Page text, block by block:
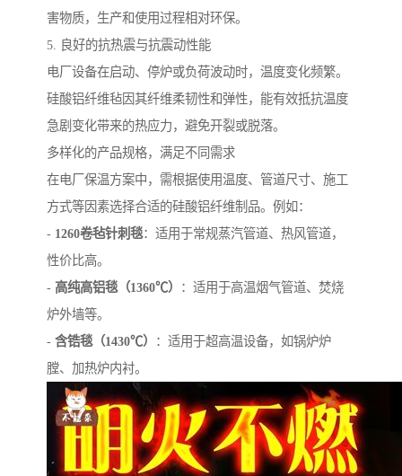
害物质，生产和使用过程相对环保。
5. 良好的抗热震与抗震动性能
电厂设备在启动、停炉或负荷波动时，温度变化频繁。
硅酸铝纤维毡因其纤维柔韧性和弹性，能有效抵抗温度
急剧变化带来的热应力，避免开裂或脱落。
多样化的产品规格，满足不同需求
在电厂保温方案中，需根据使用温度、管道尺寸、施工
方式等因素选择合适的硅酸铝纤维制品。例如：
- 1260卷毡针刺毯：适用于常规蒸汽管道、热风管道，
性价比高。
- 高纯高铝毯（1360℃）
：适用于高温烟气管道、焚烧
炉外墙等。
- 含锆毯（1430℃）
：适用于超高温设备，如锅炉炉
膛、加热炉内衬。